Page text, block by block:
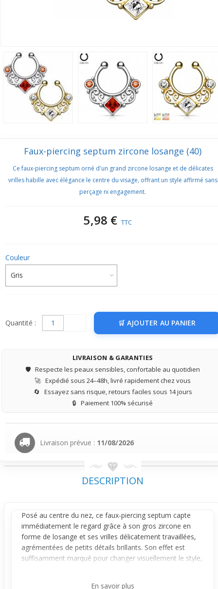
Faux-piercing septum zircone losange (40)
Ce faux-piercing septum orné d'un grand zircone losange et de délicates
vrilles habille avec élégance le centre du visage, offrant un style affirmé sans
perçage ni engagement.
5,98 € TTC
Couleur
Quantité : AJOUTER AU PANIER
LIVRAISON & GARANTIES
🛡️ Respecte les peaux sensibles, confortable au quotidien
🚀 Expédié sous 24–48h, livré rapidement chez vous
🔄 Essayez sans risque, retours faciles sous 14 jours
🔒 Paiement 100% sécurisé
Livraison prévue : 11/08/2026
DESCRIPTION
Posé au centre du nez, ce faux-piercing septum capte
immédiatement le regard grâce à son gros zircone en
forme de losange et ses vrilles délicatement travaillées,
agrémentées de petits détails brillants. Son effet est
suffisamment marqué pour changer visuellement le style,
Sans perçage, il se maintient simplement par ajustement
En savoir plus